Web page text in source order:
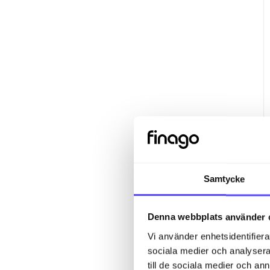
Samtycke
Denna webbplats använder
Vi använder
sociala medier och
till de sociala medier och